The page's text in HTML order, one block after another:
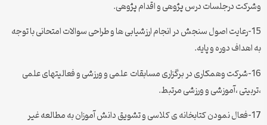
وشرکت درجلسات درس پژوهی و اقدام پژوهی.
15-رعایت اصول سنجش در انجام ارزشیابی ها و طراحی سوالات امتحانی با توجه
به اهداف دوره و پایه.
16-شرکت وهمکاری در برگزاری مسابقات علمی و ورزشی و فعالیتهای علمی
،تربیتی ،آموزشی و ورزشی مرتبط.
17-فعال نمودن کتابخانه ی کلاسی و تشویق دانش آموزان به مطالعه غیر